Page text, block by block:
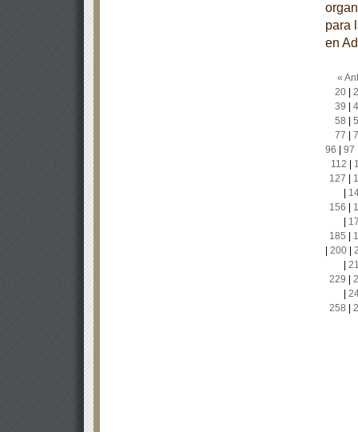
para
en
«
20|
39
58
77
96
97
112
127
156
185
200|
229
258